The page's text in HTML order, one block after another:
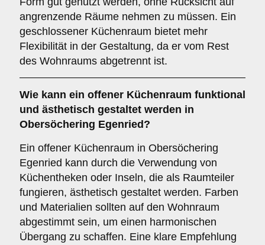
angrenzende Räume nehmen zu müssen. Ein
geschlossener Küchenraum bietet mehr
Flexibilität in der Gestaltung, da er vom Rest
des Wohnraums abgetrennt ist.
Wie kann ein offener Küchenraum funktional
und ästhetisch gestaltet werden in
Obersöchering Egenried?
Ein offener Küchenraum in Obersöchering
Egenried kann durch die Verwendung von
Küchentheken oder Inseln, die als Raumteiler
fungieren, ästhetisch gestaltet werden. Farben
und Materialien sollten auf den Wohnraum
abgestimmt sein, um einen harmonischen
Übergang zu schaffen. Eine klare Empfehlung